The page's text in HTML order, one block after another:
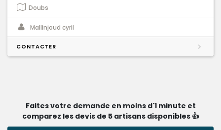
Doubs
Mallinjoud cyril
CONTACTER
Faites votre demande en moins d'1 minute et
comparez les devis de 5 artisans disponibles 👍